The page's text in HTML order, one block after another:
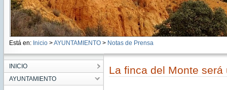
Está en: Inicio >AYUNTAMIENTO> Notas de Prensa
INICIO
AYUNTAMIENTO
La finca del Monte